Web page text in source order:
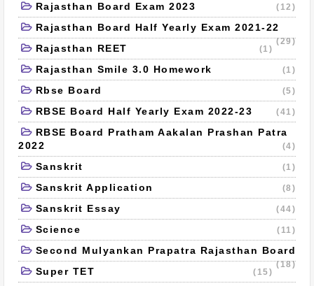
Rajasthan Board Exam 2023 (12)
Rajasthan Board Half Yearly Exam 2021-22
(29)
Rajasthan REET (1)
Rajasthan Smile 3.0 Homework (1)
Rbse Board (5)
RBSE Board Half Yearly Exam 2022-23 (41)
RBSE Board Pratham Aakalan Prashan Patra
2022
(4)
Sanskrit (1)
Sanskrit Application (8)
Sanskrit Essay (44)
Science (11)
Second Mulyankan Prapatra Rajasthan Board
(18)
Super TET (15)